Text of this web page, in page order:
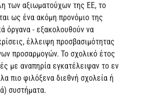
των αξιωματούχων της ΕΕ, το
ως ένα ακόμη προνόμιο της
όργανα - εξακολουθούν να
έλλειψη προσβασιμότητας
προσαρμογών. Το σχολικό έτος
με αναπηρία εγκατέλειψαν το εν
πιο φιλόξενα διεθνή σχολεία ή
συστήματα.